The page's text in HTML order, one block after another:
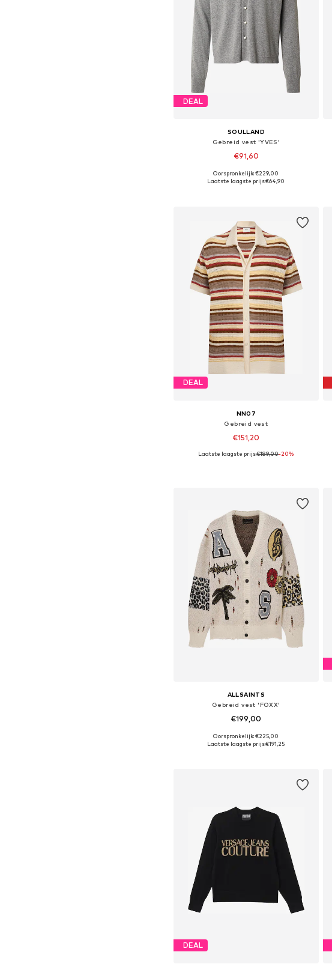
DEAL
SOULLAND
Gebreid vest 'YVES'
€91,60
Beschikbare maten: M-L, L-XL, XL-XXL
Oorspronkelijk: €229,00
Laatste laagste prijs:€64,90
DEAL
NN07
Gebreid vest
€151,20
Beschikbare maten: S, M, L, XL
Laatste laagste prijs:€189,00-20%
ALLSAINTS
Gebreid vest 'FOXX'
€199,00
Beschikbare maten: S, M, L, XL, XXL
Oorspronkelijk: €225,00
Laatste laagste prijs:€191,25
DEAL